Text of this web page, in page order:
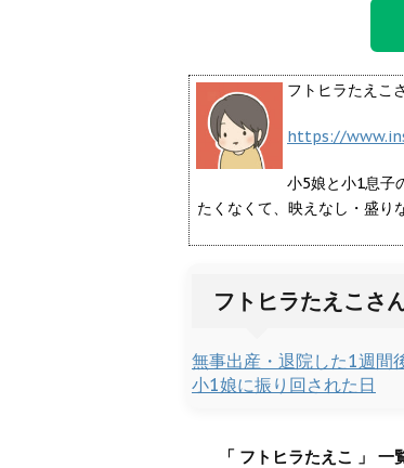
フトヒラたえこ
https://
小5娘と小1息子
たくなくて、映えなし・盛り
フトヒラたえこさ
無事出産・退院した1週間
小1娘に振り回された日
「 フトヒラたえこ 」 一